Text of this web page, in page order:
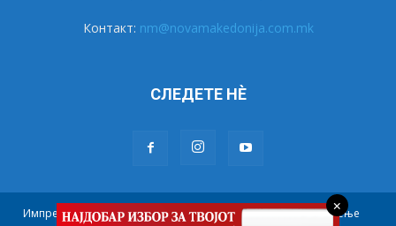
Контакт: nm@novamakedonija.com.mk
СЛЕДЕТЕ НÈ
Импресум Маркетинг Претплата
Правила на користење
×